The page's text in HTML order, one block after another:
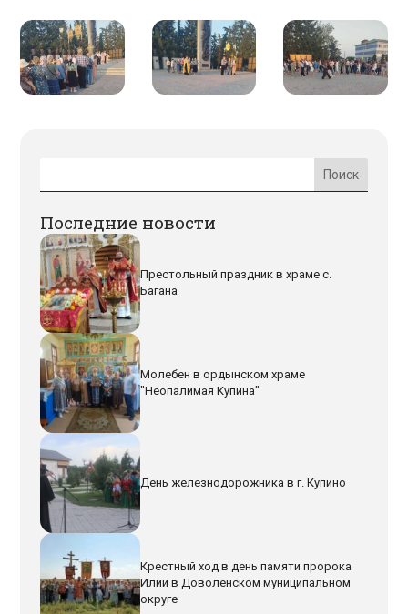
Последние новости
Престольный праздник в храме с.
Багана
Молебен в ордынском храме
"Неопалимая Купина"
День железнодорожника в г. Купино
Крестный ход в день памяти пророка
Илии в Доволенском муниципальном
округе